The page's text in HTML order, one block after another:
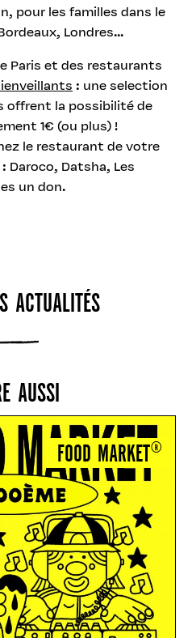
pour les familles dans le
Londres...
Paris et des restaurants
: une selection
offrent la possibilité de
1€ (ou plus) !
le restaurant de votre
Daroco, Datsha, Les
un don.
ACTUALITÉS
AUSSI
FOOD MARKET®